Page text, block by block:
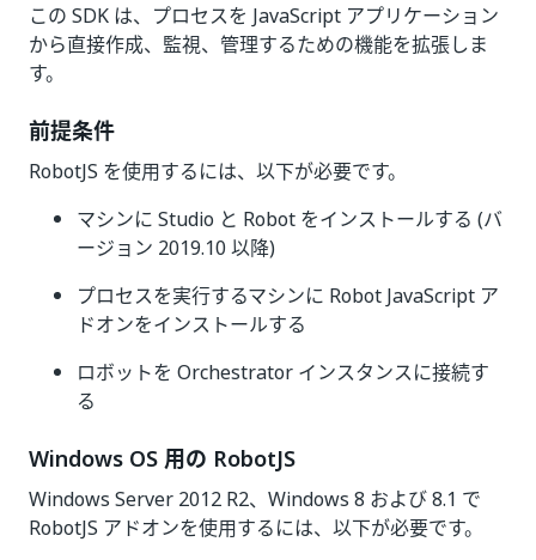
この SDK は、プロセスを JavaScript アプリケーション
から直接作成、監視、管理するための機能を拡張しま
す。
前提条件
RobotJS を使用するには、以下が必要です。
マシンに Studio と Robot をインストールする (バ
ージョン 2019.10 以降)
プロセスを実行するマシンに Robot JavaScript ア
ドオンをインストールする
ロボットを Orchestrator インスタンスに接続す
る
Windows OS 用の RobotJS
Windows Server 2012 R2、Windows 8 および 8.1 で
RobotJS アドオンを使用するには、以下が必要です。